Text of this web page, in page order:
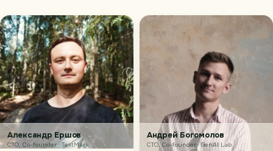
Александр Ершов
CTO, Co-founder · TextMark
Андрей Богомолов
CTO, Co-founder · GenAI Lab